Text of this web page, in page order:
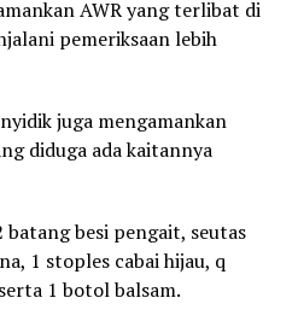
AWR yang terlibat di
pemeriksaan lebih
juga mengamankan
diduga ada kaitannya
besi pengait, seutas
1 stoples cabai hijau, q
1 botol balsam.